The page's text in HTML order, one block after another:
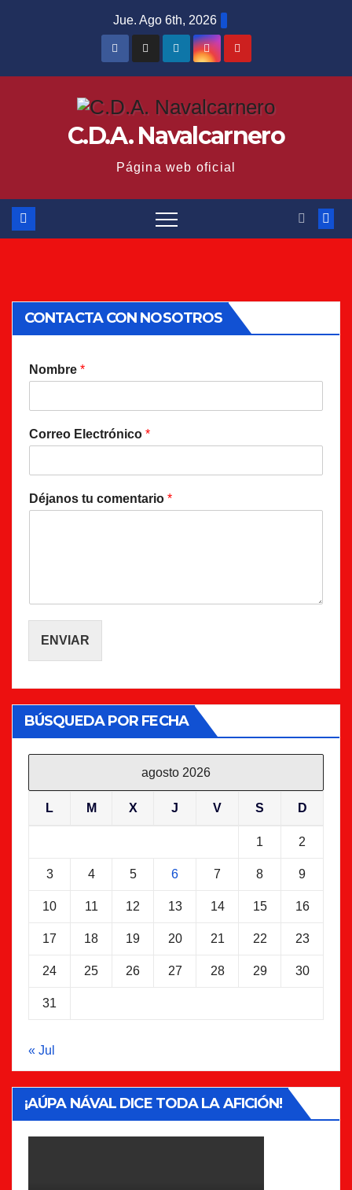
Jue. Ago 6th, 2026
C.D.A. Navalcarnero
Página web oficial
CONTACTA CON NOSOTROS
Nombre *
Correo Electrónico *
Déjanos tu comentario *
ENVIAR
BÚSQUEDA POR FECHA
agosto 2026
L M X J V S D
1 2
3 4 5 6 7 8 9
10 11 12 13 14 15 16
17 18 19 20 21 22 23
24 25 26 27 28 29 30
31
« Jul
¡AÚPA NÁVAL DICE TODA LA AFICIÓN!